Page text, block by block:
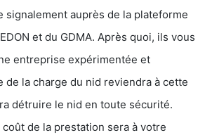
signalement auprès de la plateforme
et du GDMA. Après quoi, ils vous
entreprise expérimentée et
de la charge du nid reviendra à cette
détruire le nid en toute sécurité.
de la prestation sera à votre